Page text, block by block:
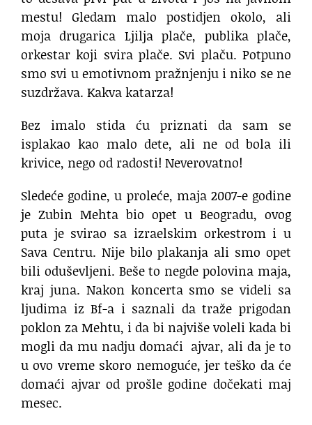
mestu! Gledam malo postidjen okolo, ali
moja drugarica Ljilja plače, publika plače,
orkestar koji svira plače. Svi plaču. Potpuno
smo svi u emotivnom pražnjenju i niko se ne
suzdržava. Kakva katarza!
Bez imalo stida ću priznati da sam se
isplakao kao malo dete, ali ne od bola ili
krivice, nego od radosti! Neverovatno!
Sledeće godine, u proleće, maja 2007-e godine
je Zubin Mehta bio opet u Beogradu, ovog
puta je svirao sa izraelskim orkestrom i u
Sava Centru. Nije bilo plakanja ali smo opet
bili oduševljeni. Beše to negde polovina maja,
kraj juna. Nakon koncerta smo se videli sa
ljudima iz Bf-a i saznali da traže prigodan
poklon za Mehtu, i da bi najviše voleli kada bi
mogli da mu nadju domaći ajvar, ali da je to
u ovo vreme skoro nemoguće, jer teško da će
domaći ajvar od prošle godine dočekati maj
mesec.